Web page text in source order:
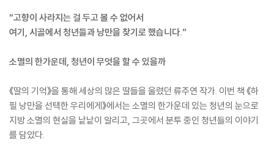
“고향이 사라지는 걸 두고 볼 수 없어서
여기, 시골에서 청년들과 낭만을 찾기로 했습니다.”
소멸의 한가운데, 청년이 무엇을 할 수 있을까
《딸의 기억》을 통해 세상의 많은 딸들을 울렸던 류주연 작가. 이번 책 《하
필 낭만을 선택한 우리에게》에서는 소멸의 한가운데 있는 청년의 눈으로
지방 소멸의 현실을 낱낱이 알리고, 그곳에서 분투 중인 청년들의 이야기
를 담았다.